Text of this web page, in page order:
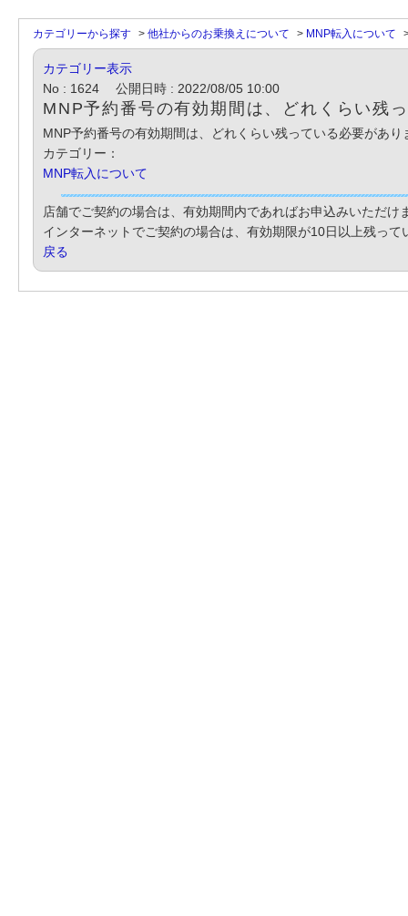
カテゴリーから探す > 他社からのお乗換えについて > MNP転入について
カテゴリー表示
No : 1624
公開日時 : 2022/08/05 10:00
MNP予約番号の有効期間は、どれくらい残
MNP予約番号の有効期間は、どれくらい残っている必要があり
カテゴリー：
MNP転入について
店舗でご契約の場合は、有効期間内であればお申込みいただけ
インターネットでご契約の場合は、有効期限が10日以上残って
戻る